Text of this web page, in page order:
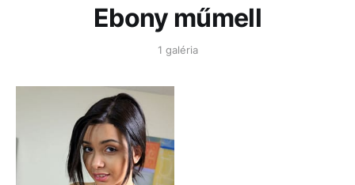
Ebony műmell
1 galéria